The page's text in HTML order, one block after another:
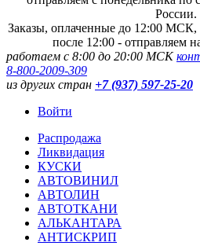
России.
Заказы, оплаченные до 12:00 МСК,
после 12:00 - отправляем
работаем с 8:00 до 20:00 МСК
8-800-2009-309
из других стран +7 (937) 597-25-20
Войти
Распродажа
Ликвидация
КУСКИ
АВТОВИНИЛ
АВТОЛИН
АВТОТКАНИ
АЛЬКАНТАРА
АНТИСКРИП